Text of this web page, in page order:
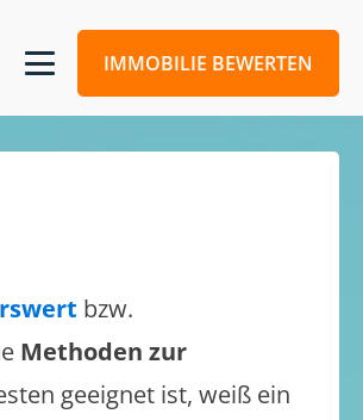
IMMOBILIE BEWERTEN
bzw.
Methoden zur
geeignet ist, weiß ein